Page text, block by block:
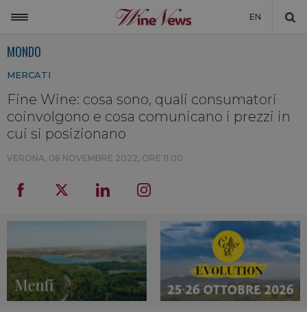
EN
NON SOLO VINO
NEWSLETTER
LA CANTINA DI WINENEWS
DICONO DI NOI
MONDO
MERCATI
Fine Wine: cosa sono, quali consumatori
coinvolgono e cosa comunicano i prezzi in
cui si posizionano
VERONA, 08 NOVEMBRE 2022, ORE 11:00